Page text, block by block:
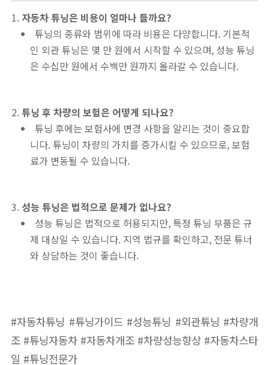
자동차 튜닝은 비용이 얼마나 들까요?
튜닝의 종류와 범위에 따라 비용은 다양합니다. 기본적
인 외관 튜닝은 몇 만 원에서 시작할 수 있으며, 성능 튜닝
은 수십만 원에서 수백만 원까지 올라갈 수 있습니다.
튜닝 후 차량의 보험은 어떻게 되나요?
튜닝 후에는 보험사에 변경 사항을 알리는 것이 중요합
니다. 튜닝이 차량의 가치를 증가시킬 수 있으므로, 보험
료가 변동될 수 있습니다.
성능 튜닝은 법적으로 문제가 없나요?
성능 튜닝은 법적으로 허용되지만, 특정 튜닝 부품은 규
제 대상일 수 있습니다. 지역 법규를 확인하고, 전문 튜너
와 상담하는 것이 좋습니다.
#자동차튜닝 #튜닝가이드 #성능튜닝 #외관튜닝 #차량개
조 #튜닝자동차 #자동차개조 #차량성능향상 #자동차스타
일 #튜닝전문가